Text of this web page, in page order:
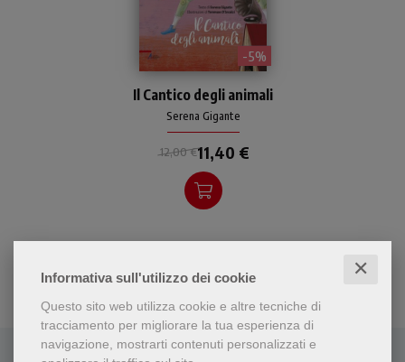
Informativa sull'utilizzo dei cookie ✕
Questo sito web utilizza cookie e altre tecniche di
tracciamento per migliorare la tua esperienza di
navigazione, mostrarti contenuti personalizzati e
- 5%
loro canto di lode al Signore.
Delicate e coloratissime
illustrazioni impreziosiscono
il testo. Età di lettura dai 6
anni.
Il Cantico degli animali
Serena Gigante
12,00 €11,40 €